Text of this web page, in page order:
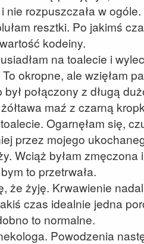
nie rozpuszczała w
resztki. Po jakimś
kodeiny.
na toalecie i
okropne, ale wzięłam
był połączony z długą
maź z czarną
Ogarnęłam się,
przez mojego
Wciąż byłam
to przetrwała.
że żyję. Krwawienie
czas idealnie jedna
to normalne.
Powodzenia